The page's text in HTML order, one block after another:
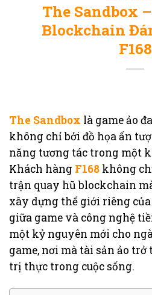
The Sandbox
Blockchain
F168
The Sandbox là game ảo
không chỉ bởi đồ họa ấn
năng tương tác trong một
Khách hàng F168 không
trận quay hũ blockchain
xây dựng thế giới riêng
giữa game và công nghệ
một kỷ nguyên mới cho
game, nơi mà tài sản ảo
trị thực trong cuộc sống.